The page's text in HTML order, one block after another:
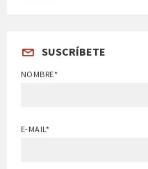
SUSCRÍBETE
NOMBRE*
E-MAIL*